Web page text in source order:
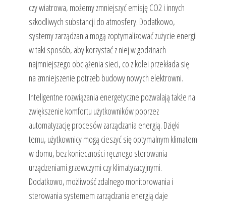
czy wiatrowa, możemy zmniejszyć emisję CO2 i innych
szkodliwych substancji do atmosfery. Dodatkowo,
systemy zarządzania mogą zoptymalizować zużycie energii
w taki sposób, aby korzystać z niej w godzinach
najmniejszego obciążenia sieci, co z kolei przekłada się
na zmniejszenie potrzeb budowy nowych elektrowni.
Inteligentne rozwiązania energetyczne pozwalają także na
zwiększenie komfortu użytkowników poprzez
automatyzację procesów zarządzania energią. Dzięki
temu, użytkownicy mogą cieszyć się optymalnym klimatem
w domu, bez konieczności ręcznego sterowania
urządzeniami grzewczymi czy klimatyzacyjnymi.
Dodatkowo, możliwość zdalnego monitorowania i
sterowania systemem zarządzania energią daje